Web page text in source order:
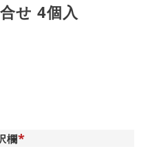
せ 4個入
欄